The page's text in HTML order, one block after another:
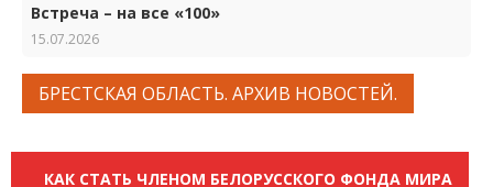
Встреча – на все «100»
15.07.2026
БРЕСТСКАЯ ОБЛАСТЬ. АРХИВ НОВОСТЕЙ.
КАК СТАТЬ ЧЛЕНОМ БЕЛОРУССКОГО ФОНДА МИРА